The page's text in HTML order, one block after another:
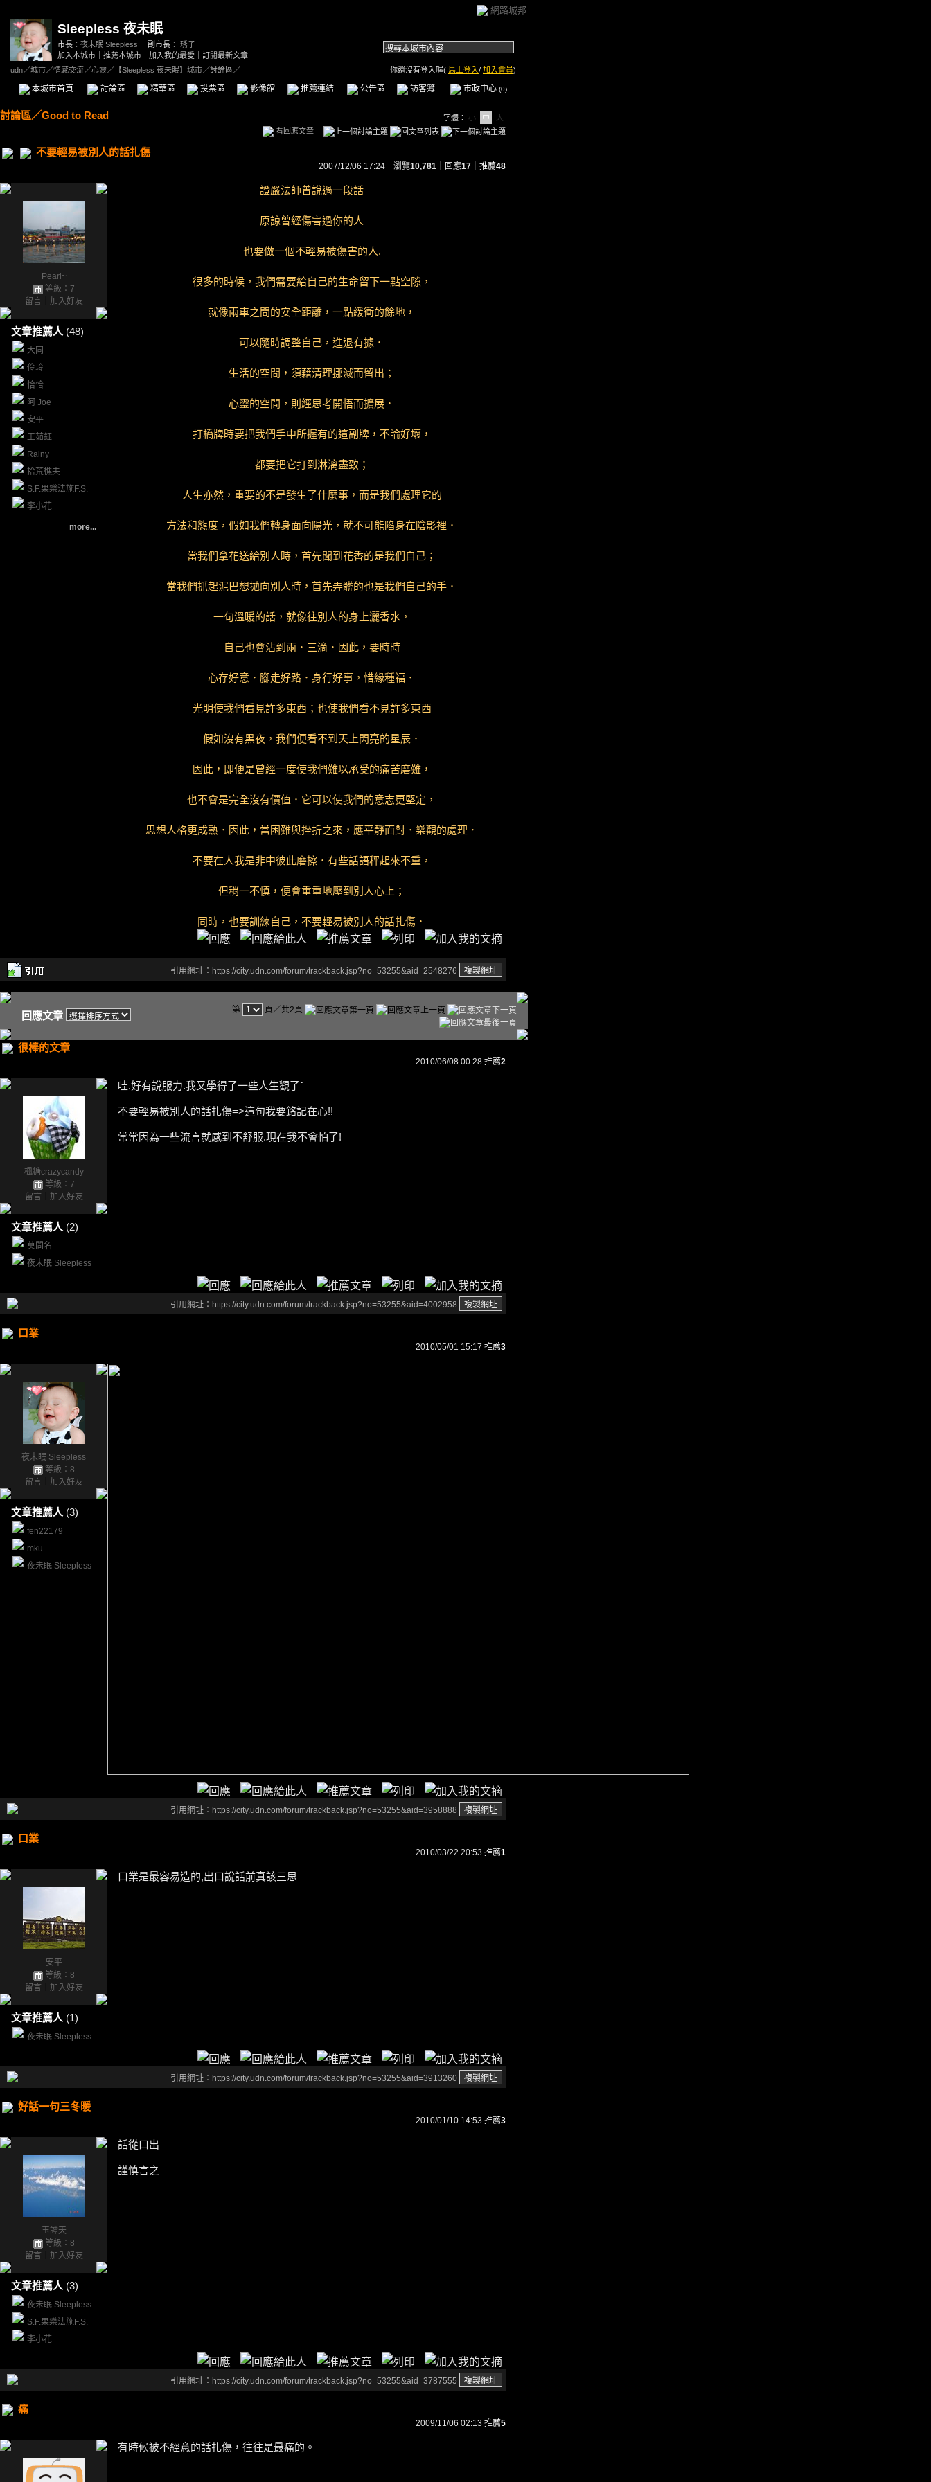
網路城邦
Sleepless 夜未眠
市長： 夜未眠 Sleepless 副市長： 琇子
加入本城市
推薦本城市 加入我的最愛
訂閱最新文章
udn／城市／情感交流／心靈／ 【Sleepless 夜未眠】城市／討論區／ 你還沒有登入喔( 馬上登入/ 加入會員)
本城市首頁 討論區 精華區 投票區 影像館 推薦連結 公告區 訪客簿 市政中心 (0)
討論區／Good to Read 字體： 小 中
大
看回應文章
不要輕易被別人的話扎傷
2007/12/06 17:24 瀏覽10,781 ｜回應17 推薦48
Pearl~
等級：7
留言
加入好友
文章推薦人 (48)
大同
伶玲
恰恰
阿 Joe
安平
王茹鈺
Rainy
拾荒樵夫
S.F.果樂法施F.S.
李小花
more...
證嚴法師曾說過一段話
原諒曾經傷害過你的人
也要做一個不輕易被傷害的人.
很多的時候，我們需要給自己的生命留下一點空隙，
就像兩車之間的安全距離，一點緩衝的餘地，
可以隨時調整自己，進退有據．
生活的空間，須藉清理挪減而留出；
心靈的空間，則經思考開悟而擴展．
打橋牌時要把我們手中所握有的這副牌，不論好壞，
都要把它打到淋漓盡致；
人生亦然，重要的不是發生了什麼事，而是我們處理它的
方法和態度，假如我們轉身面向陽光，就不可能陷身在陰影裡．
當我們拿花送給別人時，首先聞到花香的是我們自己；
當我們抓起泥巴想拋向別人時，首先弄髒的也是我們自己的手．
一句溫暖的話，就像往別人的身上灑香水，
自己也會沾到兩．三滴．因此，要時時
心存好意．腳走好路．身行好事，惜緣種福．
光明使我們看見許多東西；也使我們看不見許多東西
假如沒有黑夜，我們便看不到天上閃亮的星辰．
因此，即便是曾經一度使我們難以承受的痛苦磨難，
也不會是完全沒有價值．它可以使我們的意志更堅定，
思想人格更成熟．因此，當困難與挫折之來，應平靜面對．樂觀的處理．
不要在人我是非中彼此磨擦．有些話語秤起來不重，
但稍一不慎，便會重重地壓到別人心上；
同時，也要訓練自己，不要輕易被別人的話扎傷．
引用網址：https://city.udn.com/forum/trackback.jsp?no=53255&aid=2548276
回應文章 第 頁／共2頁
很棒的文章
2010/06/08 00:28 推薦2
楓糖crazycandy
等級：7
留言
加入好友
文章推薦人 (2)
莫問名
夜未眠 Sleepless
哇.好有說服力.我又學得了一些人生觀了ˇ
不要輕易被別人的話扎傷=>這句我要銘記在心!!
常常因為一些流言就感到不舒服.現在我不會怕了!
引用網址：https://city.udn.com/forum/trackback.jsp?no=53255&aid=4002958
口業
2010/05/01 15:17 推薦3
夜未眠 Sleepless
等級：8
留言
加入好友
文章推薦人 (3)
fen22179
mku
夜未眠 Sleepless
引用網址：https://city.udn.com/forum/trackback.jsp?no=53255&aid=3958888
口業
2010/03/22 20:53 推薦1
安平
等級：8
留言
加入好友
文章推薦人 (1)
夜未眠 Sleepless
口業是最容易造的,出口說話前真該三思
引用網址：https://city.udn.com/forum/trackback.jsp?no=53255&aid=3913260
好話一句三冬暖
2010/01/10 14:53 推薦3
玉譚天
等級：8
留言
加入好友
文章推薦人 (3)
夜未眠 Sleepless
S.F.果樂法施F.S.
李小花
話從口出
謹慎言之
引用網址：https://city.udn.com/forum/trackback.jsp?no=53255&aid=3787555
痛
2009/11/06 02:13 推薦5
有時候被不經意的話扎傷，往往是最痛的。